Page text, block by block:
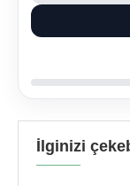
İlginizi